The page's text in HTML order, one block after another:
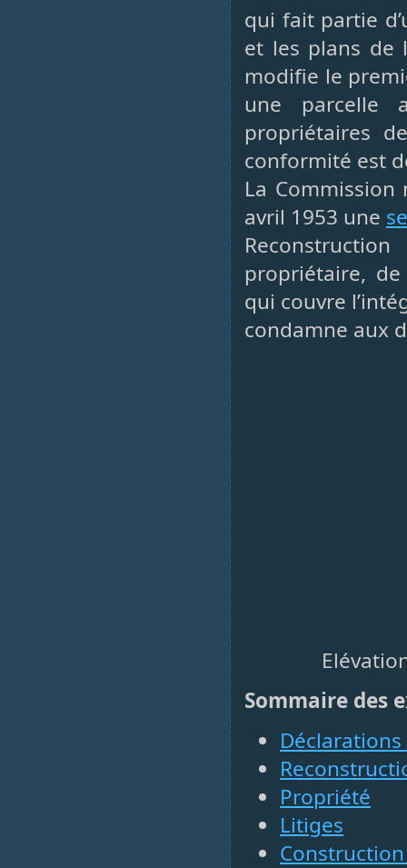
qui fait partie
et les plans de
modifie le
une parcelle
propriétaires
conformité est
La
avril 1953 une
propriétaire,
qui couvre
condamne aux
Sommaire des
Propriété
Litiges